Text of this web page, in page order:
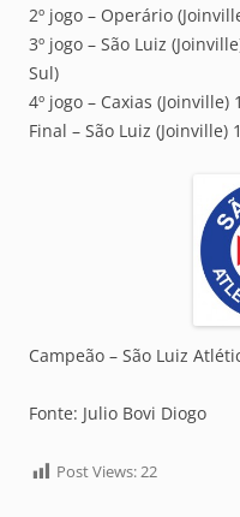
2º jogo – Operário
3º jogo – São Luiz
Sul)
4º jogo – Caxias
Final – São Luiz (Joinville)
Campeão – São Luiz
Fonte: Julio Bovi Diogo
Post Views:22